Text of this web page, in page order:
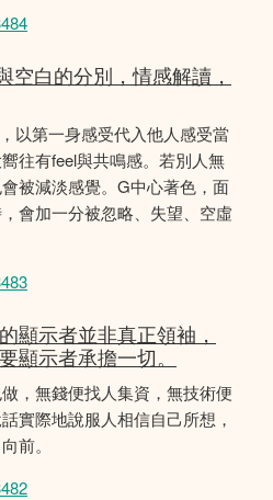
空白的分別，情感解讀，
以第一身感受代入他人感受當
往有feel與共鳴感。若別人無
被減淡感覺。G中心著色，面
會加一分被忽略、失望、空虛
顯示者並非真正領袖，
顯示者承擔一切。
，無錢便找人集資，無技術便
實際地說服人相信自己所想，
前。